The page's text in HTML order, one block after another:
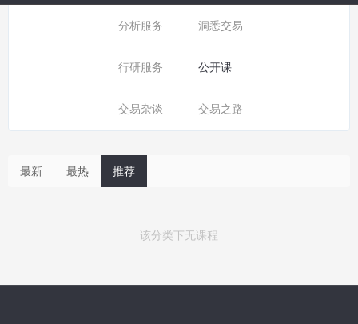
分析服务 洞悉交易
行研服务 公开课
交易杂谈 交易之路
最新 最热 推荐
该分类下无课程